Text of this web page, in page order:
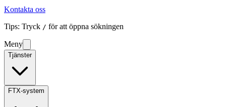
Kontakta oss
Tips: Tryck / för att öppna sökningen
Meny
Tjänster
FTX-system